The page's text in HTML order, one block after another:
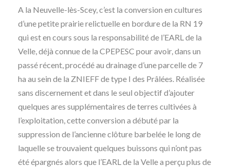
A la Neuvelle-lès-Scey, c’est la conversion en cultures
d’une petite prairie relictuelle en bordure de la RN 19
qui est en cours sous la responsabilité de l’EARL de la
Velle, déjà connue de la CPEPESC pour avoir, dans un
passé récent, procédé au drainage d’une parcelle de 7
ha au sein de la ZNIEFF de type I des Prâlées. Réalisée
sans discernement et dans le seul objectif d’ajouter
quelques ares supplémentaires de terres cultivées à
l’exploitation, cette conversion a débuté par la
suppression de l’ancienne clôture barbelée le long de
laquelle se trouvaient quelques buissons qui n’ont pas
été épargnés alors que l’EARL de la Velle a perçu plus de